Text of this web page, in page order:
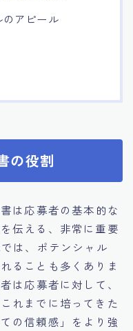
アピール
の役割
は応募者の基本的な
伝える、非常に重要
は、ポテンシャル
ることも多くありま
は応募者に対して、
れまでに培ってきた
の信頼感」をより強